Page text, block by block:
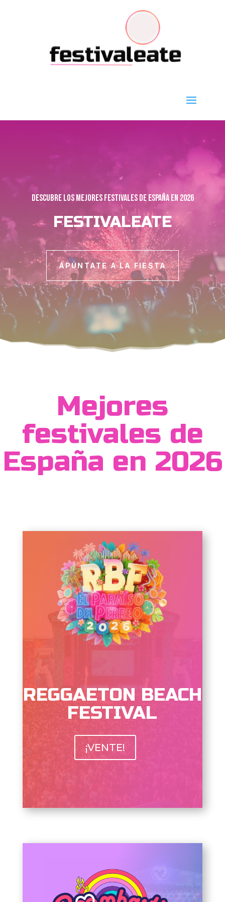
Descubre los mejores festivales de españa en 2026
FESTIVALEATE
APÚNTATE A LA FIESTA
Mejores
festivales de
España en 2026
REGGAETON BEACH
FESTIVAL
¡VENTE!